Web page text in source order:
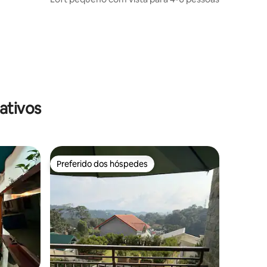
Preferido dos hóspedes
Preferido dos hóspedes